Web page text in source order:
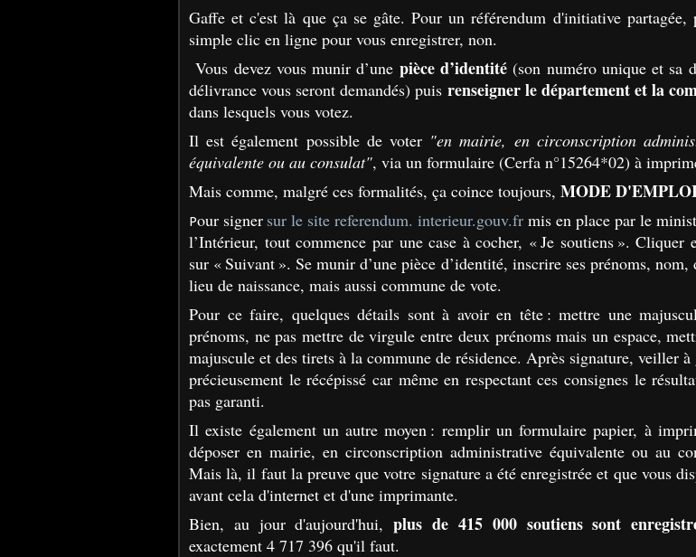
Gaffe et c'est là que ça se gâte. Pour un référendum d'initiative partagée,
simple clic en ligne pour vous enregistrer, non.
Vous devez vous munir d’une pièce d’identité (son numéro unique et sa
délivrance vous seront demandés) puis renseigner le département et la
dans lesquels vous votez.
Il est également possible de voter "en mairie, en circonscription
équivalente ou au consulat", via un formulaire (Cerfa n°15264*02) à
Mais comme, malgré ces formalités, ça coince toujours, MODE
Pour signer sur le site referendum. interieur.gouv.fr mis en place par le
l’Intérieur, tout commence par une case à cocher, « Je soutiens ». Cliquer
sur « Suivant ». Se munir d’une pièce d’identité, inscrire ses prénoms, nom,
lieu de naissance, mais aussi commune de vote.
Pour ce faire, quelques détails sont à avoir en tête : mettre une
prénoms, ne pas mettre de virgule entre deux prénoms mais un espace,
majuscule et des tirets à la commune de résidence. Après signature, veiller à
précieusement le récépissé car même en respectant ces consignes le
pas garanti.
Il existe également un autre moyen : remplir un formulaire papier, à
déposer en mairie, en circonscription administrative équivalente ou au
Mais là, il faut la preuve que votre signature a été enregistrée et que vous
avant cela d'internet et d'une imprimante.
Bien, au jour d'aujourd'hui,plus de 415 000 soutiens sont
exactement 4 717 396 qu'il faut.